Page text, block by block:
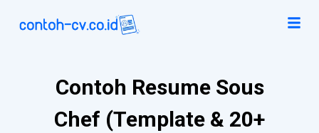
Contoh Resume Sous
Chef (Template & 20+